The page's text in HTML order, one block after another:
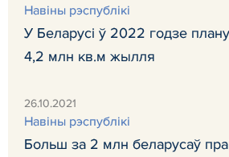
Навiны рэспублiкi
У Беларусі ў 2022 годзе
4,2 млн кв.м жылля
26.10.2021
Навiны рэспублiкi
Больш за 2 млн беларусаў